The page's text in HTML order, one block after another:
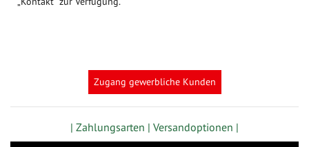
Zugang gewerbliche Kunden
| Zahlungsarten | Versandoptionen |